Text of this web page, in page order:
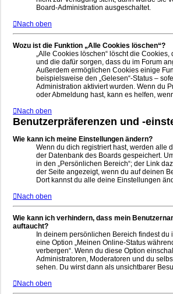
Board-Administration ausgeschaltet.
Nach oben
Wozu ist die Funktion „Alle Cookies löschen“?
„Alle Cookies löschen“ löscht die Cookies,
und die dafür sorgen, dass du im Forum
Außerdem ermöglichen Cookies einige
beispielsweise den „Gelesen“-Status –
Administration aktiviert wurden. Wenn du
oder Abmeldung hast, kann es helfen,
Nach oben
Benutzerpräferenzen und -
Wie kann ich meine Einstellungen ändern?
Wenn du dich registriert hast, werden alle
der Datenbank des Boards gespeichert.
in den „Persönlichen Bereich“; der Link
der Seite angezeigt, wenn du auf deinen
Dort kannst du alle deine Einstellungen
Nach oben
Wie kann ich verhindern, dass mein
auftaucht?
In deinem persönlichen Bereich findest du
eine Option „Meinen Online-Status
verbergen“. Wenn du diese Option
Administratoren, Moderatoren und du
sehen. Du wirst dann als unsichtbarer
Nach oben